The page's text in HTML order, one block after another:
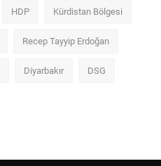
HDP Kürdistan Bölgesi
Recep Tayyip Erdoğan
Diyarbakır DSG